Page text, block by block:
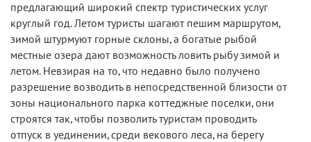
предлагающий широкий спектр туристических услуг
круглый год. Летом туристы шагают пешим маршрутом,
зимой штурмуют горные склоны, а богатые рыбой
местные озера дают возможность ловить рыбу зимой и
летом. Невзирая на то, что недавно было получено
разрешение возводить в непосредственной близости от
зоны национального парка коттеджные поселки, они
строятся так, чтобы позволить туристам проводить
отпуск в уединении, среди векового леса, на берегу